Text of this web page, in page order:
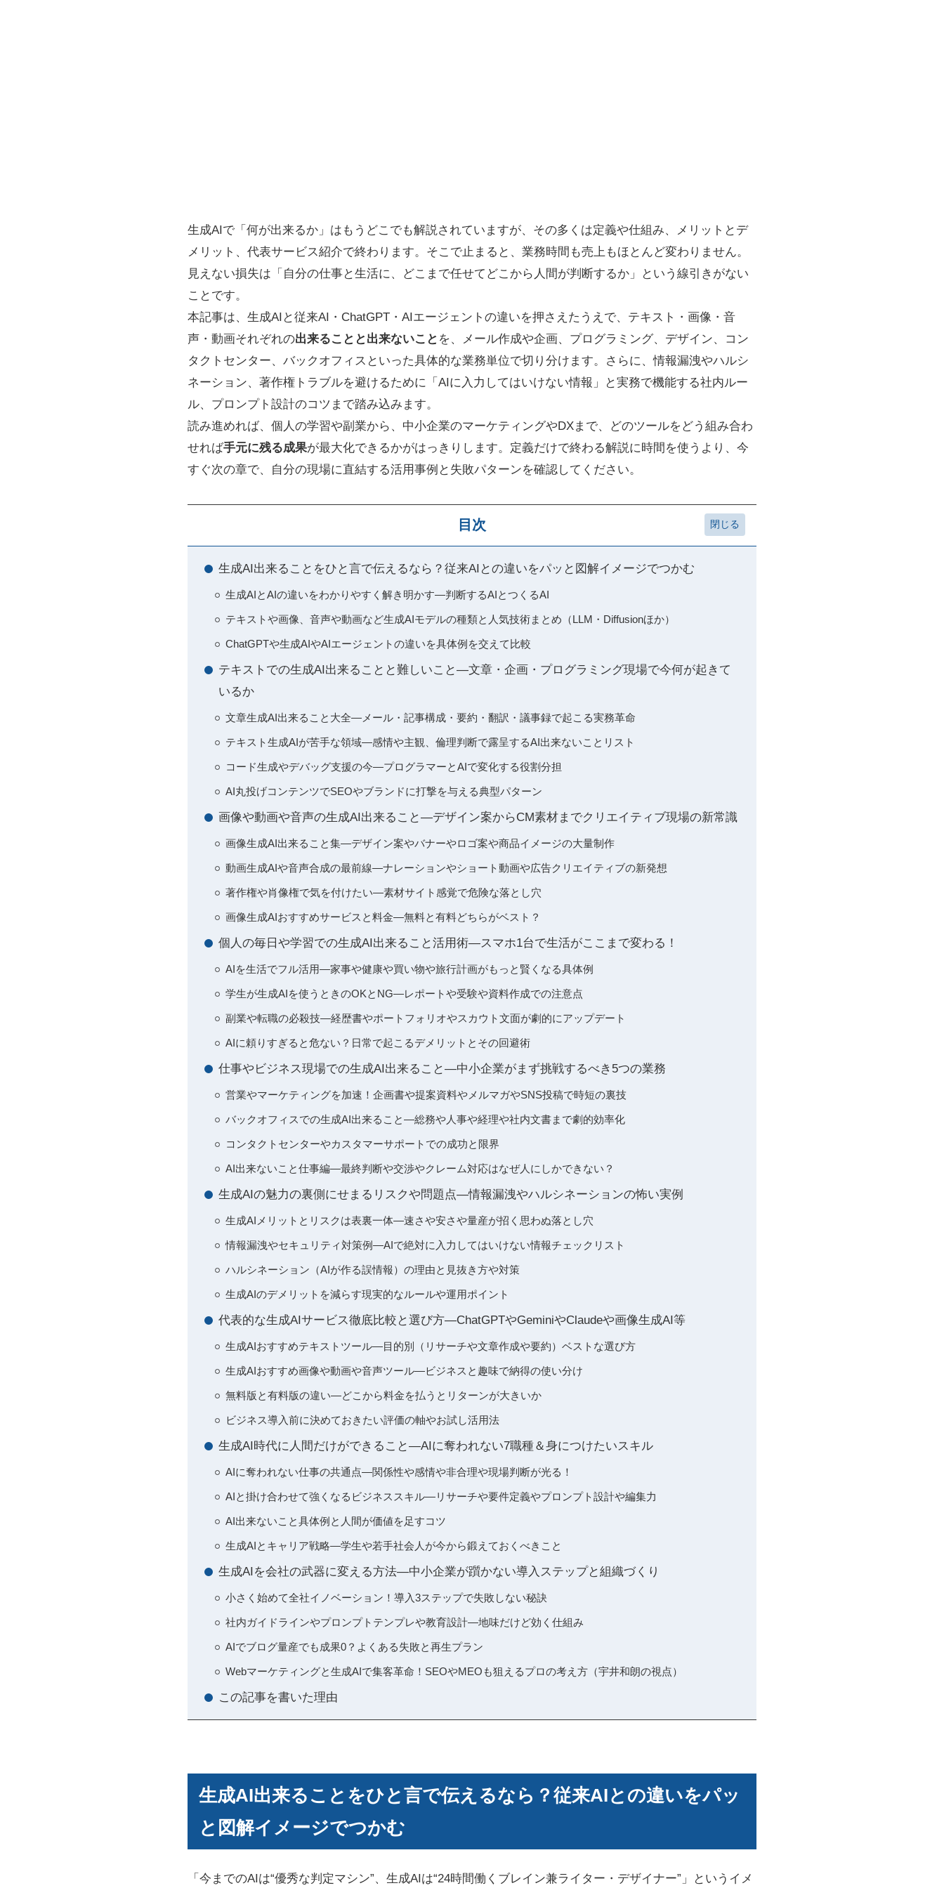
生成AIで「何が出来るか」はもうどこでも解説されていますが、その多くは定義や仕組み、メリットとデ
メリット、代表サービス紹介で終わります。そこで止まると、業務時間も売上もほとんど変わりません。
見えない損失は「自分の仕事と生活に、どこまで任せてどこから人間が判断するか」という線引きがない
ことです。
本記事は、生成AIと従来AI・ChatGPT・AIエージェントの違いを押さえたうえで、テキスト・画像・音
声・動画それぞれの出来ることと出来ないこと を、メール作成や企画、プログラミング、デザイン、コン
タクトセンター、バックオフィスといった具体的な業務単位で切り分けます。さらに、情報漏洩やハルシ
ネーション、著作権トラブルを避けるために「AIに入力してはいけない情報」と実務で機能する社内ルー
ル、プロンプト設計のコツまで踏み込みます。
読み進めれば、個人の学習や副業から、中小企業のマーケティングやDXまで、どのツールをどう組み合わ
せれば手元に残る成果が最大化できるかがはっきりします。定義だけで終わる解説に時間を使うより、今
すぐ次の章で、自分の現場に直結する活用事例と失敗パターンを確認してください。
目次
生成AI出来ることをひと言で伝えるなら？従来AIとの違いをパッと図解イメージでつかむ
生成AIとAIの違いをわかりやすく解き明かす―判断するAIとつくるAI
テキストや画像、音声や動画など生成AIモデルの種類と人気技術まとめ（LLM・Diffusionほか）
ChatGPTや生成AIやAIエージェントの違いを具体例を交えて比較
テキストでの生成AI出来ることと難しいこと―文章・企画・プログラミング現場で今何が起きて
いるか
文章生成AI出来ること大全―メール・記事構成・要約・翻訳・議事録で起こる実務革命
テキスト生成AIが苦手な領域―感情や主観、倫理判断で露呈するAI出来ないことリスト
コード生成やデバッグ支援の今―プログラマーとAIで変化する役割分担
AI丸投げコンテンツでSEOやブランドに打撃を与える典型パターン
画像や動画や音声の生成AI出来ること―デザイン案からCM素材までクリエイティブ現場の新常識
画像生成AI出来ること集―デザイン案やバナーやロゴ案や商品イメージの大量制作
動画生成AIや音声合成の最前線―ナレーションやショート動画や広告クリエイティブの新発想
著作権や肖像権で気を付けたい―素材サイト感覚で危険な落とし穴
画像生成AIおすすめサービスと料金―無料と有料どちらがベスト？
個人の毎日や学習での生成AI出来ること活用術―スマホ1台で生活がここまで変わる！
AIを生活でフル活用―家事や健康や買い物や旅行計画がもっと賢くなる具体例
学生が生成AIを使うときのOKとNG―レポートや受験や資料作成での注意点
副業や転職の必殺技―経歴書やポートフォリオやスカウト文面が劇的にアップデート
AIに頼りすぎると危ない？日常で起こるデメリットとその回避術
仕事やビジネス現場での生成AI出来ること―中小企業がまず挑戦するべき5つの業務
営業やマーケティングを加速！企画書や提案資料やメルマガやSNS投稿で時短の裏技
バックオフィスでの生成AI出来ること―総務や人事や経理や社内文書まで劇的効率化
コンタクトセンターやカスタマーサポートでの成功と限界
AI出来ないこと仕事編―最終判断や交渉やクレーム対応はなぜ人にしかできない？
生成AIの魅力の裏側にせまるリスクや問題点―情報漏洩やハルシネーションの怖い実例
生成AIメリットとリスクは表裏一体―速さや安さや量産が招く思わぬ落とし穴
情報漏洩やセキュリティ対策例―AIで絶対に入力してはいけない情報チェックリスト
ハルシネーション（AIが作る誤情報）の理由と見抜き方や対策
生成AIのデメリットを減らす現実的なルールや運用ポイント
代表的な生成AIサービス徹底比較と選び方―ChatGPTやGeminiやClaudeや画像生成AI等
生成AIおすすめテキストツール―目的別（リサーチや文章作成や要約）ベストな選び方
生成AIおすすめ画像や動画や音声ツール―ビジネスと趣味で納得の使い分け
無料版と有料版の違い―どこから料金を払うとリターンが大きいか
ビジネス導入前に決めておきたい評価の軸やお試し活用法
生成AI時代に人間だけができること―AIに奪われない7職種＆身につけたいスキル
AIに奪われない仕事の共通点―関係性や感情や非合理や現場判断が光る！
AIと掛け合わせて強くなるビジネススキル―リサーチや要件定義やプロンプト設計や編集力
AI出来ないこと具体例と人間が価値を足すコツ
生成AIとキャリア戦略―学生や若手社会人が今から鍛えておくべきこと
生成AIを会社の武器に変える方法―中小企業が躓かない導入ステップと組織づくり
小さく始めて全社イノベーション！導入3ステップで失敗しない秘訣
社内ガイドラインやプロンプトテンプレや教育設計―地味だけど効く仕組み
AIでブログ量産でも成果0？よくある失敗と再生プラン
Webマーケティングと生成AIで集客革命！SEOやMEOも狙えるプロの考え方（宇井和朗の視点）
この記事を書いた理由
生成AI出来ることをひと言で伝えるなら？従来AIとの違いをパッ
と図解イメージでつかむ
「今までのAIは“優秀な判定マシン”、生成AIは“24時間働くブレイン兼ライター・デザイナー”」というイメ